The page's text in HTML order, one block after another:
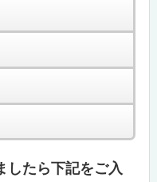
したら下記をご入